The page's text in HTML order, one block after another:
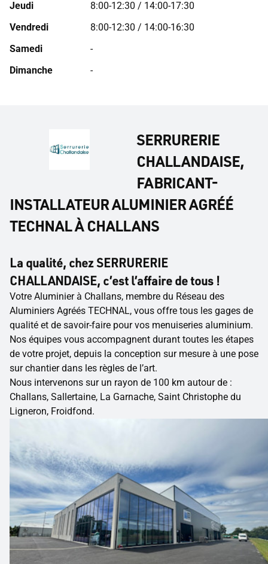
Jeudi
8:00-12:30 / 14:00-17:30
Vendredi
8:00-12:30 / 14:00-16:30
Samedi
-
Dimanche
-
SERRURERIE
CHALLANDAISE,
FABRICANT-
INSTALLATEUR ALUMINIER AGRÉÉ
TECHNAL À CHALLANS
La qualité, chez SERRURERIE
CHALLANDAISE, c’est l’affaire de tous !
Votre Aluminier à Challans, membre du Réseau des
Aluminiers Agréés TECHNAL, vous offre tous les gages de
qualité et de savoir-faire pour vos menuiseries aluminium.
Nos équipes vous accompagnent durant toutes les étapes
de votre projet, depuis la conception sur mesure à une pose
sur chantier dans les règles de l’art.
Nous intervenons sur un rayon de 100 km autour de :
Challans, Sallertaine, La Garnache, Saint Christophe du
Ligneron, Froidfond.